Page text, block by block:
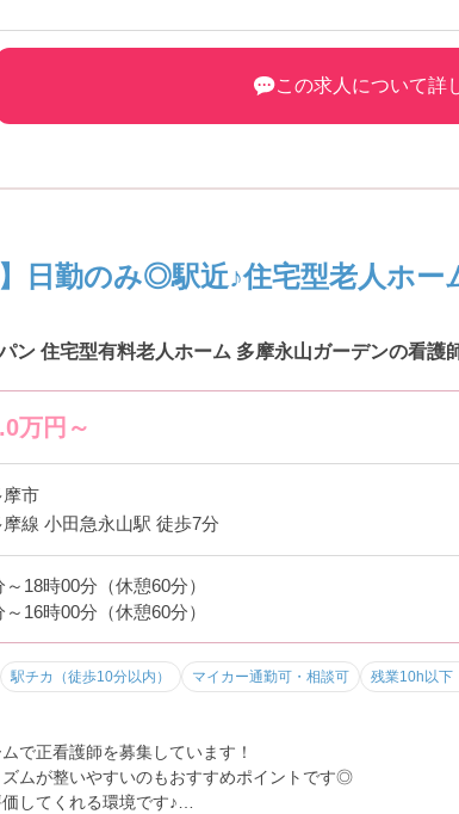
この求人について詳
】日勤のみ◎駅近♪住宅型老人ホ
ン 住宅型有料老人ホーム 多摩永山ガーデンの看護
万円～
市
線 小田急永山駅 徒歩7分
18時00分（休憩60分）
16時00分（休憩60分）
駅チカ（徒歩10分以内） マイカー通勤可・相談可 残業10h以下
で正看護師を募集しています！
ムが整いやすいのもおすすめポイントです◎
してくれる環境です♪